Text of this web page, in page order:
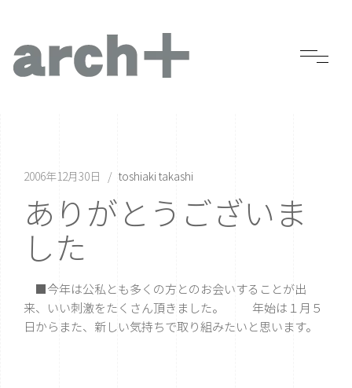
2006年12月30日 toshiaki takashi
ありがとうございま
した
■今年は公私とも多くの方とのお会いすることが出
来、いい刺激をたくさん頂きました。 年始は１月５
日からまた、新しい気持ちで取り組みたいと思います。